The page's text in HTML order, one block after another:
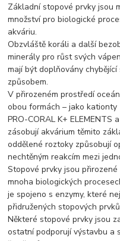
Základní stopové prvky jsou
množství pro biologické
akváriu.
Obzvláště koráli a další
minerály pro růst svých
mají být doplňovány
způsobem.
V přirozeném prostředí
obou formách – jako
PRO-CORAL K+ ELEMENTS
zásobují akvárium těmito
oddělené roztoky způsobují
nechtěným reakcím mezi
Stopové prvky jsou
mnoha biologických
je spojeno s enzymy, které
přidružených stopových
Některé stopové prvky jsou
ostatní podporují výstavbu a